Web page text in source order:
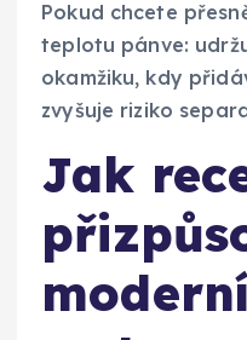
Pokud chcete
teplotu pánve:
okamžiku, kdy
zvyšuje riziko
Jak